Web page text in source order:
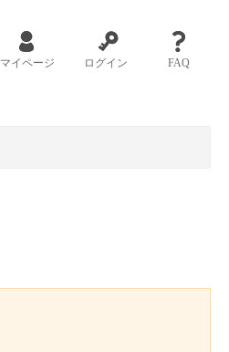
マイページ ログイン FAQ